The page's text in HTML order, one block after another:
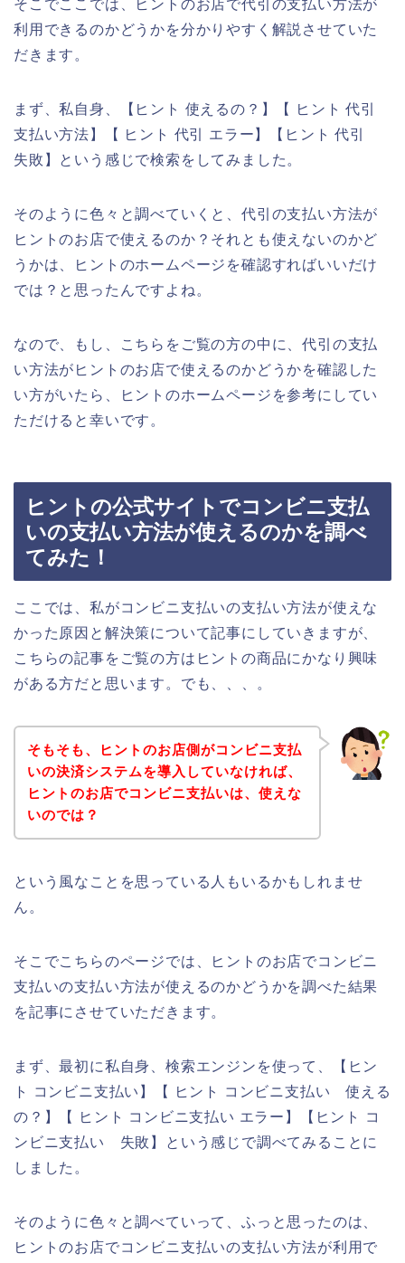
そこでここでは、ヒントのお店で代引の支払い方法が
利用できるのかどうかを分かりやすく解説させていた
だきます。
まず、私自身、【ヒント 使えるの？】【 ヒント 代引
支払い方法】【 ヒント 代引 エラー】【ヒント 代引
失敗】という感じで検索をしてみました。
そのように色々と調べていくと、代引の支払い方法が
ヒントのお店で使えるのか？それとも使えないのかど
うかは、ヒントのホームページを確認すればいいだけ
では？と思ったんですよね。
なので、もし、こちらをご覧の方の中に、代引の支払
い方法がヒントのお店で使えるのかどうかを確認した
い方がいたら、ヒントのホームページを参考にしてい
ただけると幸いです。
ヒントの公式サイトでコンビニ支払
いの支払い方法が使えるのかを調べ
てみた！
ここでは、私がコンビニ支払いの支払い方法が使えな
かった原因と解決策について記事にしていきますが、
こちらの記事をご覧の方はヒントの商品にかなり興味
がある方だと思います。でも、、、。
そもそも、ヒントのお店側がコンビニ支払
いの決済システムを導入していなければ、
ヒントのお店でコンビニ支払いは、使えな
いのでは？
という風なことを思っている人もいるかもしれませ
ん。
そこでこちらのページでは、ヒントのお店でコンビニ
支払いの支払い方法が使えるのかどうかを調べた結果
を記事にさせていただきます。
まず、最初に私自身、検索エンジンを使って、【ヒン
ト コンビニ支払い】【 ヒント コンビニ支払い 使える
の？】【 ヒント コンビニ支払い エラー】【ヒント コ
ンビニ支払い 失敗】という感じで調べてみることに
しました。
そのように色々と調べていって、ふっと思ったのは、
ヒントのお店でコンビニ支払いの支払い方法が利用で